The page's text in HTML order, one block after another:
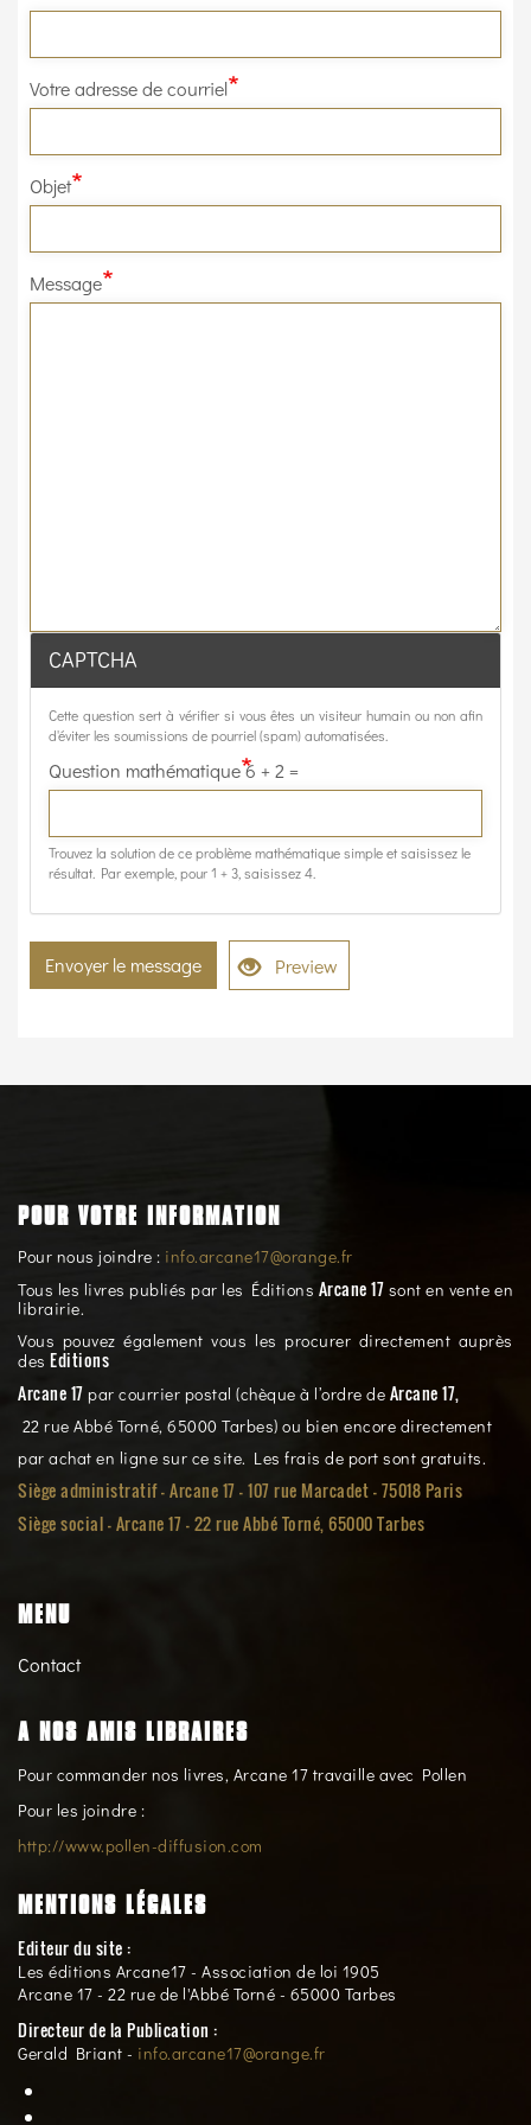
Votre adresse de courriel
Objet
Message
CAPTCHA
Cette question sert à vérifier si vous êtes un visiteur humain ou non afin
d'éviter les soumissions de pourriel (spam) automatisées.
Question mathématique6 + 2 =
Trouvez la solution de ce problème mathématique simple et saisissez le
résultat. Par exemple, pour 1 + 3, saisissez 4.
Envoyer le message Preview
POUR VOTRE INFORMATION
Pour nous joindre : info.arcane17@orange.fr
Tous les livres publiés par les Éditions Arcane 17 sont en vente en
librairie.
Vous pouvez également vous les procurer directement auprès
des Editions
Arcane 17 par courrier postal (chèque à l’ordre de Arcane 17,
22 rue Abbé Torné, 65000 Tarbes) ou bien encore directement
par achat en ligne sur ce site. Les frais de port sont gratuits.
Siège administratif - Arcane 17 - 107 rue Marcadet - 75018 Paris
Siège social -Arcane 17 - 22 rue Abbé Torné, 65000 Tarbes
MENU
Contact
A NOS AMIS LIBRAIRES
Pour commander nos livres, Arcane 17 travaille avec Pollen
Pour les joindre :
http://www.pollen-diffusion.com
MENTIONS LÉGALES
Editeur du site :
Les éditions Arcane17 - Association de loi 1905
Arcane 17 - 22 rue de l'Abbé Torné - 65000 Tarbes
Directeur de la Publication :
Gerald Briant - info.arcane17@orange.fr